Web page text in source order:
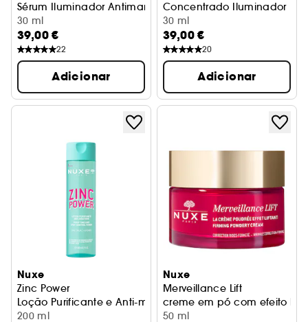
Sérum Iluminador Antimanchas
30 ml
39,00 €
22
Adicionar
Concentrado Iluminador
30 ml
39,00 €
20
Adicionar
Nuxe
Zinc Power
Loção Purificante e Anti-marca
200 ml
Nuxe
Merveillance Lift
creme em pó com efeito
50 ml